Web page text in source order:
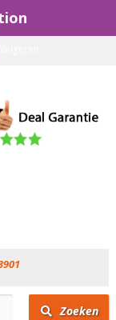
Zoeken
wij gebruik van